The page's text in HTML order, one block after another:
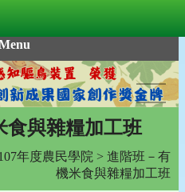
食與雜糧加工班
年度農民學院 > 進階班－有
機米食與雜糧加工班